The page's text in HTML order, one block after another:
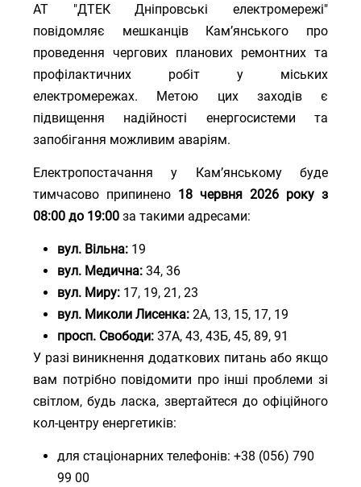
АТ "ДТЕК Дніпровські електромережі"
повідомляє мешканців Кам’янського про
проведення чергових планових ремонтних та
профілактичних робіт у міських
електромережах. Метою цих заходів є
підвищення надійності енергосистеми та
запобігання можливим аваріям.
Електропостачання у Кам’янському буде
тимчасово припинено 18 червня 2026 року з
08:00 до 19:00 за такими адресами:
вул. Вільна: 19
вул. Медична: 34, 36
вул. Миру: 17, 19, 21, 23
вул. Миколи Лисенка: 2А, 13, 15, 17, 19
просп. Свободи: 37А, 43, 43Б, 45, 89, 91
У разі виникнення додаткових питань або якщо
вам потрібно повідомити про інші проблеми зі
світлом, будь ласка, звертайтеся до офіційного
кол-центру енергетиків:
для стаціонарних телефонів: +38 (056) 790
99 00